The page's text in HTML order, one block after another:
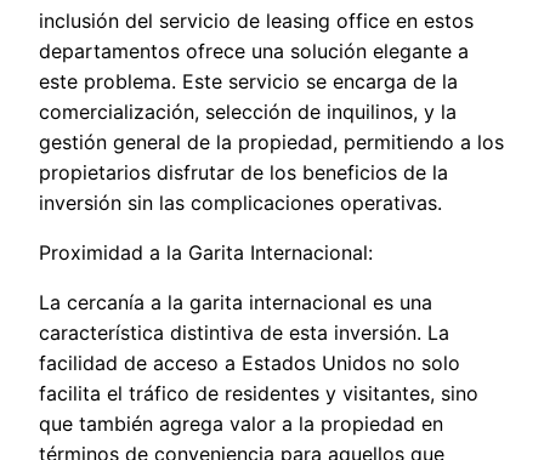
inclusión del servicio de leasing office en estos
departamentos ofrece una solución elegante a
este problema. Este servicio se encarga de la
comercialización, selección de inquilinos, y la
gestión general de la propiedad, permitiendo a los
propietarios disfrutar de los beneficios de la
inversión sin las complicaciones operativas.
Proximidad a la Garita Internacional:
La cercanía a la garita internacional es una
característica distintiva de esta inversión. La
facilidad de acceso a Estados Unidos no solo
facilita el tráfico de residentes y visitantes, sino
que también agrega valor a la propiedad en
términos de conveniencia para aquellos que